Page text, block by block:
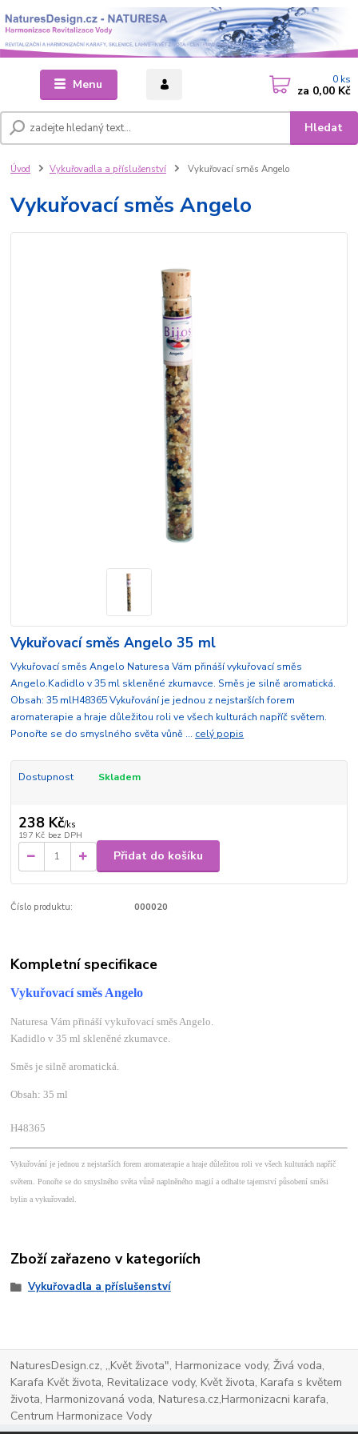
Menu
Hledat
0 ks
za 0,00 Kč
Úvod Vykuřovadla a příslušenství Vykuřovací směs Angelo
Vykuřovací směs Angelo
Vykuřovací směs Angelo 35 ml
Vykuřovací směs Angelo Naturesa Vám přináší vykuřovací směs
Angelo.Kadidlo v 35 ml skleněné zkumavce. Směs je silně aromatická.
Obsah: 35 mlH48365 Vykuřování je jednou z nejstarších forem
aromaterapie a hraje důležitou roli ve všech kulturách napříč světem.
Ponořte se do smyslného světa vůně ... celý popis
Dostupnost Skladem
238 Kč/ks
197 Kč bez DPH
Přidat do košíku
Číslo produktu: 000020
Kompletní specifikace
Vykuřovací směs Angelo
Naturesa Vám přináší vykuřovací směs Angelo.
Kadidlo v 35 ml skleněné zkumavce.
Směs je silně aromatická.
Obsah: 35 ml
H48365
Vykuřování je jednou z nejstarších forem aromaterapie a hraje důležitou roli ve všech kulturách napříč
světem. Ponořte se do smyslného světa vůně naplněného magií a odhalte tajemství působení směsi
bylin a vykuřovadel.
Zboží zařazeno v kategoriích
Vykuřovadla a příslušenství
NaturesDesign.cz, ,,Květ života", Harmonizace vody, Živá voda,
Karafa Květ života, Revitalizace vody, Květ života, Karafa s květem
života, Harmonizovaná voda, Naturesa.cz,Harmonizacni karafa,
Centrum Harmonizace Vody